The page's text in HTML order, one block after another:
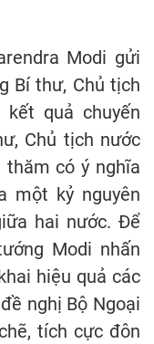
Modi gửi
Bí thư, Chủ tịch
quả chuyến
Chủ tịch nước
thăm có ý nghĩa
một kỷ nguyên
hai nước. Để
Modi nhấn
hiệu quả các
nghị Bộ Ngoại
tích cực đôn